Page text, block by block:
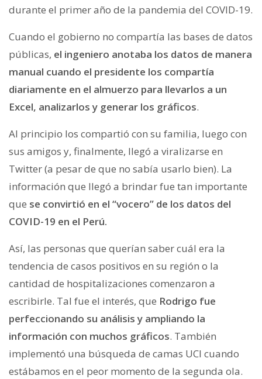
durante el primer año de la pandemia del COVID-19.
Cuando el gobierno no compartía las bases de datos
públicas, el ingeniero anotaba los datos de manera
manual cuando el presidente los compartía
diariamente en el almuerzo para llevarlos a un
Excel, analizarlos y generar los gráficos.
Al principio los compartió con su familia, luego con
sus amigos y, finalmente, llegó a viralizarse en
Twitter (a pesar de que no sabía usarlo bien). La
información que llegó a brindar fue tan importante
que se convirtió en el “vocero” de los datos del
COVID-19 en el Perú.
Así, las personas que querían saber cuál era la
tendencia de casos positivos en su región o la
cantidad de hospitalizaciones comenzaron a
escribirle. Tal fue el interés, que Rodrigo fue
perfeccionando su análisis y ampliando la
información con muchos gráficos. También
implementó una búsqueda de camas UCI cuando
estábamos en el peor momento de la segunda ola.